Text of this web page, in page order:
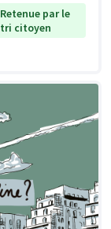
Retenue par le
tri citoyen